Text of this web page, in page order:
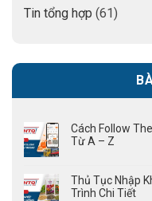
Tin tổng hợp (61)
Cách Follow
Từ A – Z
Thủ Tục Nhập
Trình Chi Tiết